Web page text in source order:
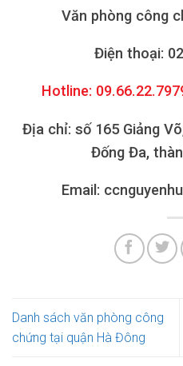
Văn phòng công
Điện thoại:
Hotline:
Địa chỉ: số 165 Giảng
Đống Đa,
Email:
Danh sách văn phòng công
chứng tại quận Hà Đông